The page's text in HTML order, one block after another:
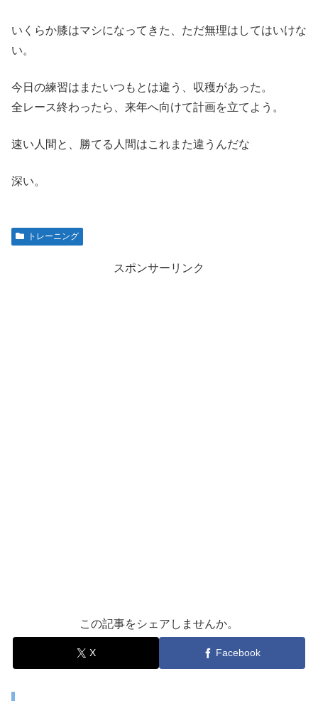
いくらか膝はマシになってきた、ただ無理はしてはいけな
い。
今日の練習はまたいつもとは違う、収穫があった。
全レース終わったら、来年へ向けて計画を立てよう。
速い人間と、勝てる人間はこれまた違うんだな
深い。
トレーニング
スポンサーリンク
この記事をシェアしませんか。
X Facebook